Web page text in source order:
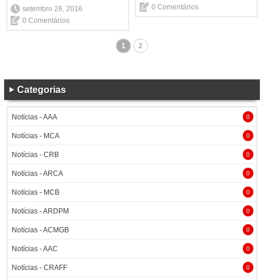
setembro 26, 2016
0 Comentários
0 Comentários
1 2
Categorias
Notícias - AAA 0
Notícias - MCA 0
Notícias - CRB 0
Notícias - ARCA 0
Notícias - MCB 0
Notícias - ARDPM 0
Notícias - ACMGB 0
Notícias - AAC 0
Notícias - CRAFF 0